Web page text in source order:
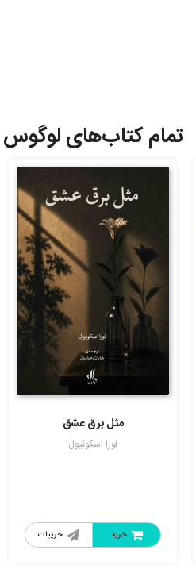
تمام کتاب‌های لوگوس
مثل برق عشق
لورا اسکوئیول
جزییات خرید